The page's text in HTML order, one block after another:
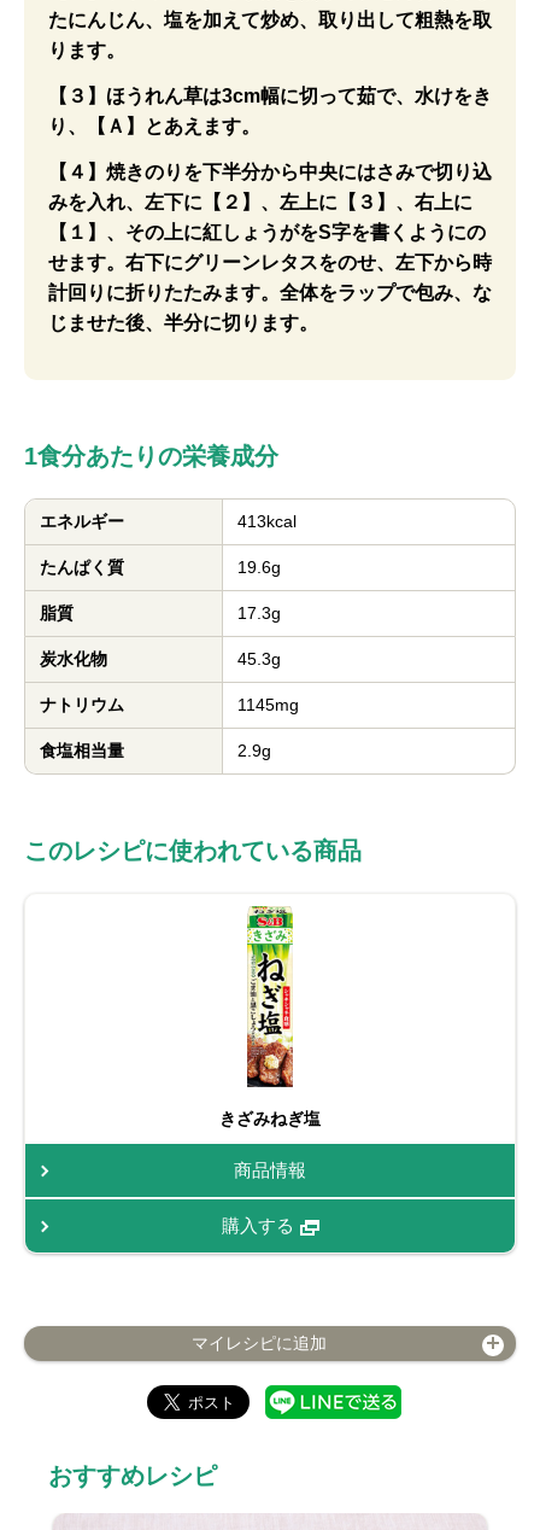
たにんじん、塩を加えて炒め、取り出して粗熱を取
ります。
【３】ほうれん草は3cm幅に切って茹で、水けをき
り、【Ａ】とあえます。
【４】焼きのりを下半分から中央にはさみで切り込
みを入れ、左下に【２】、左上に【３】、右上に
【１】、その上に紅しょうがをS字を書くようにの
せます。右下にグリーンレタスをのせ、左下から時
計回りに折りたたみます。全体をラップで包み、な
じませた後、半分に切ります。
1食分あたりの栄養成分
エネルギー 413kcal
たんぱく質 19.6g
脂質 17.3g
炭水化物 45.3g
ナトリウム 1145mg
食塩相当量 2.9g
このレシピに使われている商品
きざみねぎ塩
商品情報
購入する
マイレシピに追加
おすすめレシピ